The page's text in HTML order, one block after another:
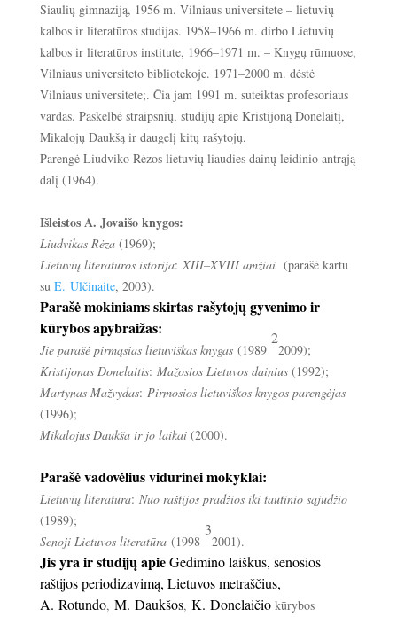
Šiaulių gimnaziją, 1956 m. Vilniaus universitete – lietuvių
kalbos ir literatūros studijas. 1958–1966 m. dirbo Lietuvių
kalbos ir literatūros institute, 1966–1971 m. – Knygų rūmuose,
Vilniaus universiteto bibliotekoje. 1971–2000 m. dėstė
Vilniaus universitete;. Čia jam 1991 m. suteiktas profesoriaus
vardas. Paskelbė straipsnių, studijų apie Kristijoną Donelaitį,
Mikalojų Daukšą ir daugelį kitų rašytojų.
Parengė Liudviko Rėzos lietuvių liaudies dainų leidinio antrąją
dalį (1964).
Išleistos A. Jovaišo knygos:
Liudvikas Rėza(1969);
Lietuvių literatūros istorija: XIII–XVIII amžiai(parašė kartu
su E. Ulčinaite, 2003).
Parašė mokiniams skirtas rašytojų gyvenimo ir
kūrybos apybraižas:
Jie parašė pirmąsias lietuviškas knygas(1989
2
2009);
Kristijonas Donelaitis: Mažosios Lietuvos dainius(1992);
Martynas Mažvydas: Pirmosios lietuviškos knygos parengėjas
(1996);
Mikalojus Daukša ir jo laikai(2000).
Parašė vadovėlius vidurinei mokyklai:
Lietuvių literatūra: Nuo raštijos pradžios iki tautinio sąjūdžio
(1989);
Senoji Lietuvos literatūra(1998
3
2001).
Jis yra ir studijų apieGedimino laiškus, senosios
raštijos periodizavimą, Lietuvos metraščius,
A. Rotundo, M. Daukšos, K. Donelaičiokūrybos